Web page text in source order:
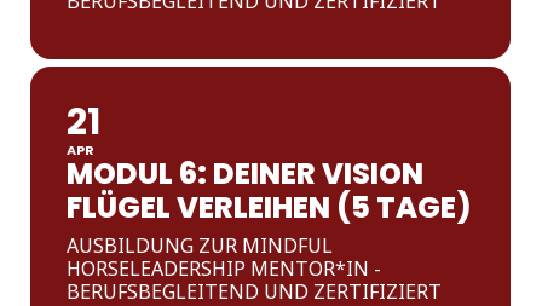
21
APR
MODUL 6: DEINER VISION
FLÜGEL VERLEIHEN (5 TAGE)
AUSBILDUNG ZUR MINDFUL
HORSELEADERSHIP MENTOR*IN -
BERUFSBEGLEITEND UND ZERTIFIZIERT